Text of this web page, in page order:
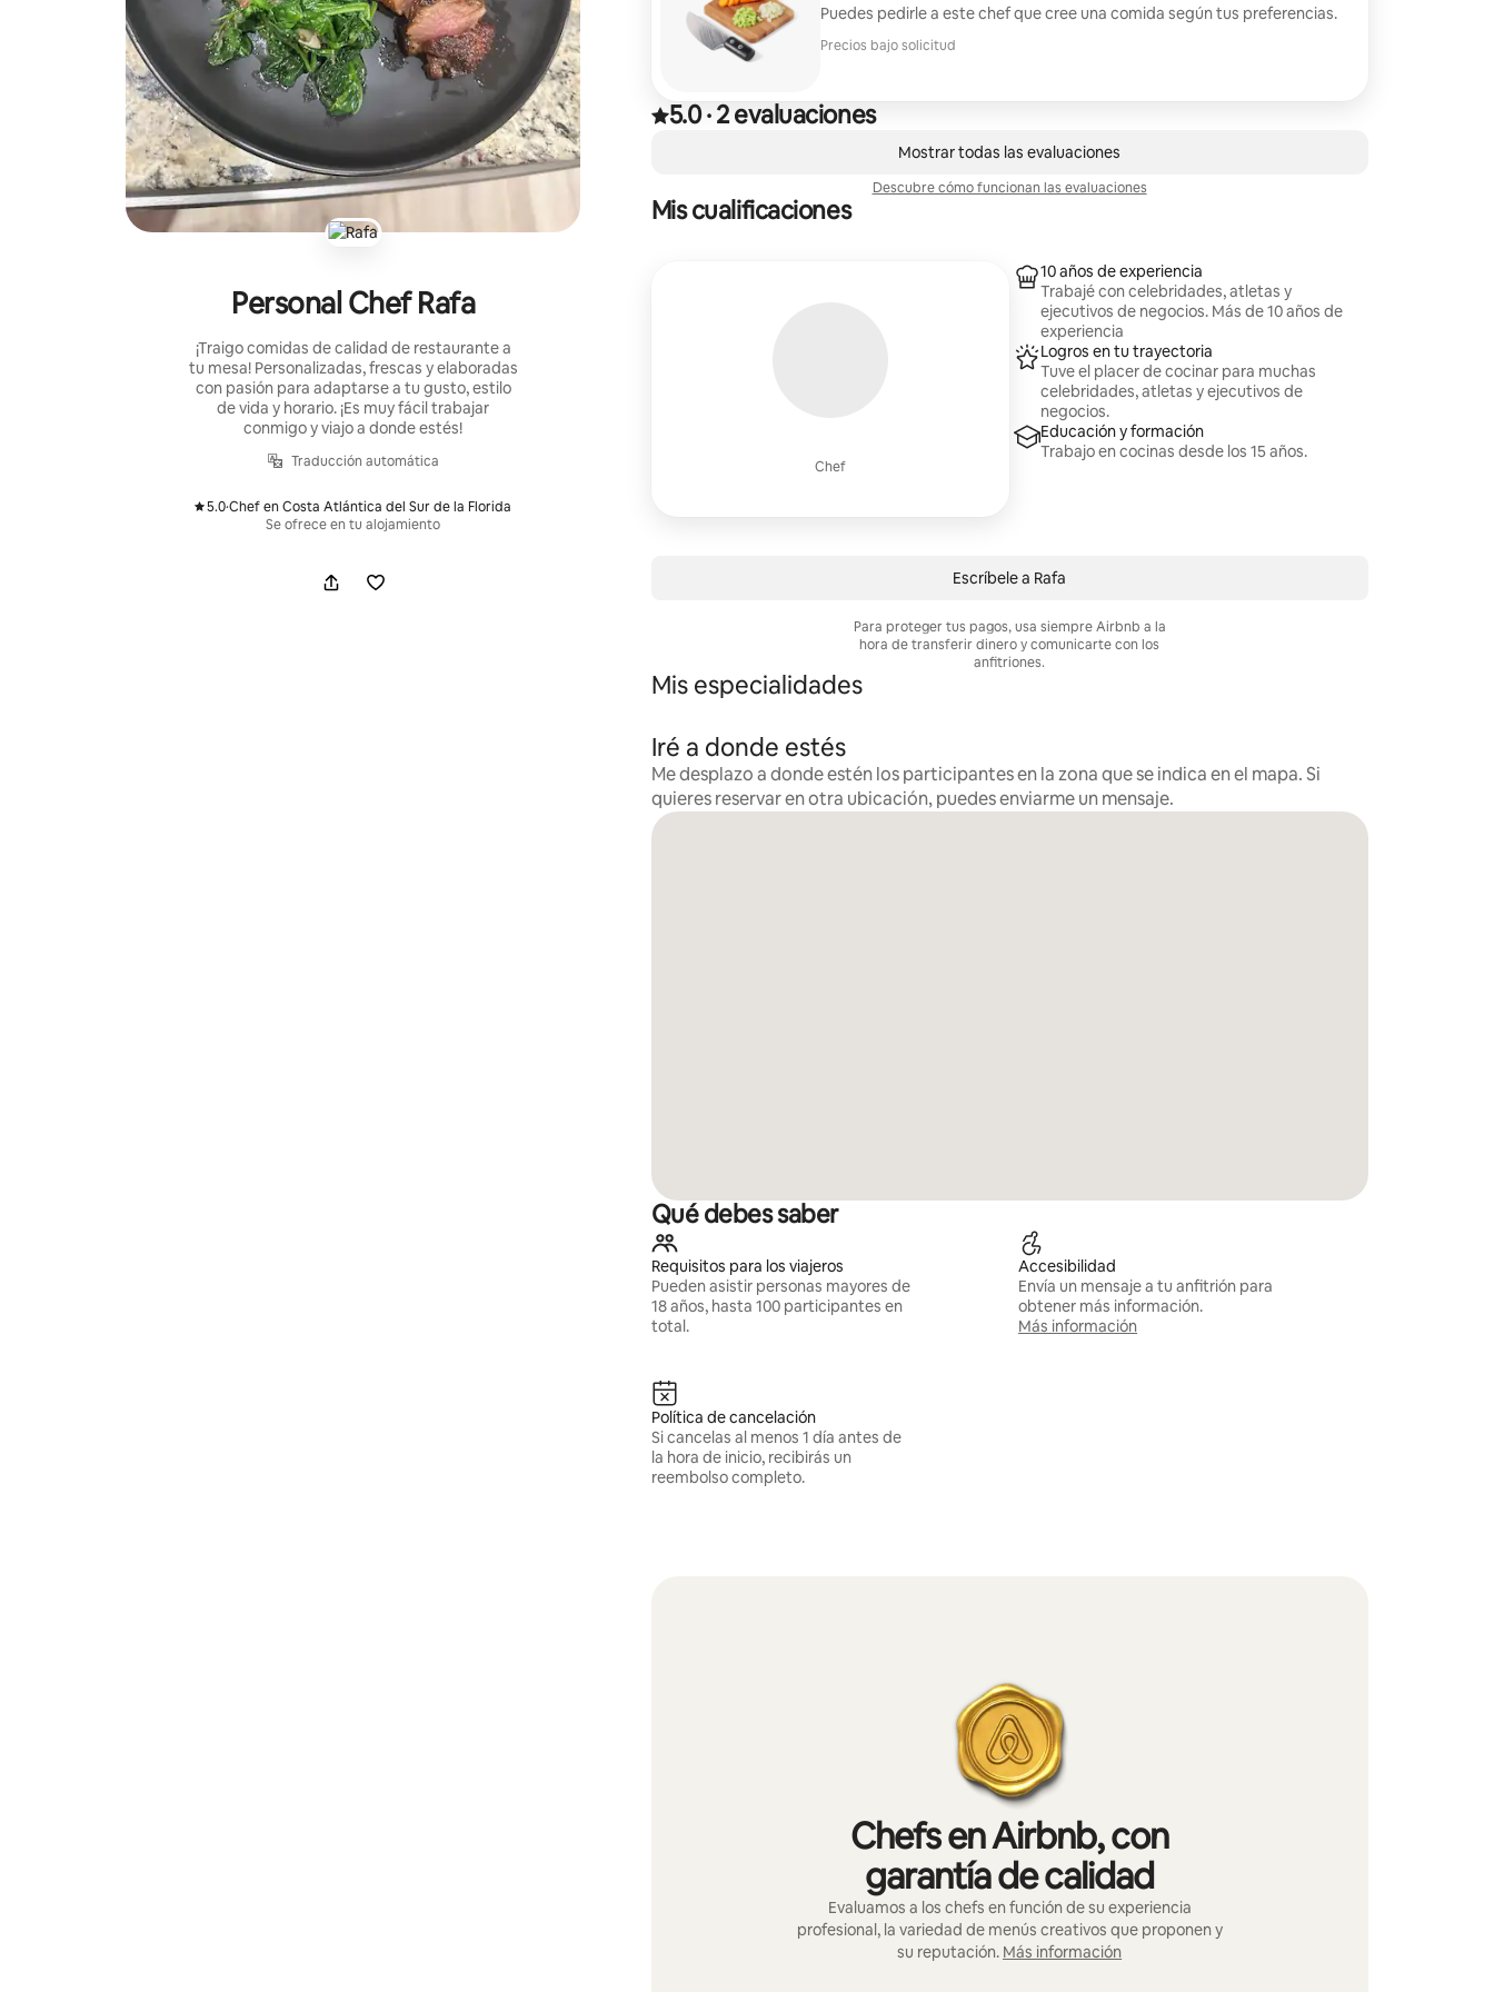
Personal Chef Rafa
¡Traigo comidas de calidad de restaurante a
tu mesa! Personalizadas, frescas y elaboradas
con pasión para adaptarse a tu gusto, estilo
de vida y horario. ¡Es muy fácil trabajar
conmigo y viajo a donde estés!
Traducción automática
5.0
, ·Chef en Costa Atlántica del Sur de la Florida
Se ofrece en tu alojamiento
Puedes pedirle a este chef que cree una comida según tus preferencias.
Precios bajo solicitud
Calificación de 5.0 estrellas sobre 5 basada en 2 evaluaciones
5.0
, ·2 evaluaciones
Mostrar todas las evaluaciones
Descubre cómo funcionan las evaluaciones
Mis cualificaciones
Chef
10 años de experiencia
Trabajé con celebridades, atletas y
ejecutivos de negocios. Más de 10 años de
experiencia
Logros en tu trayectoria
Tuve el placer de cocinar para muchas
celebridades, atletas y ejecutivos de
negocios.
Educación y formación
Trabajo en cocinas desde los 15 años.
Escríbele a Rafa
Para proteger tus pagos, usa siempre Airbnb a la
hora de transferir dinero y comunicarte con los
anfitriones.
Mis especialidades
Iré a donde estés
Me desplazo a donde estén los participantes en la zona que se indica en el mapa. Si
quieres reservar en otra ubicación, puedes enviarme un mensaje.
Qué debes saber
Requisitos para los viajeros
Pueden asistir personas mayores de
18 años, hasta 100 participantes en
total.
Accesibilidad
Envía un mensaje a tu anfitrión para
obtener más información.
Más información
Política de cancelación
Si cancelas al menos 1 día antes de
la hora de inicio, recibirás un
reembolso completo.
Chefs en Airbnb, con
garantía de calidad
Evaluamos a los chefs en función de su experiencia
profesional, la variedad de menús creativos que proponen y
su reputación. Más información